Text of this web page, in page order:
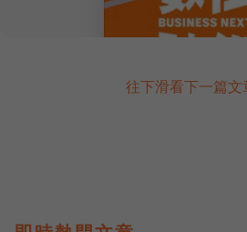
往下滑看下一篇文